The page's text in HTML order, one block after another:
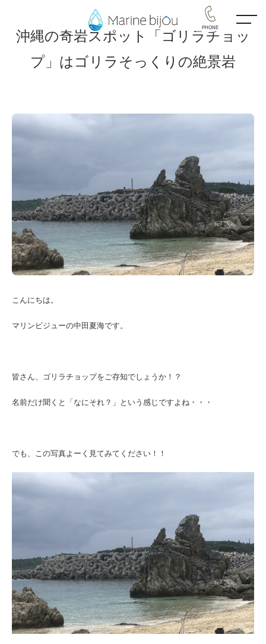
PHONE
沖縄の奇岩スポット「ゴリラチョッ
プ」はゴリラそっくりの絶景岩
こんにちは。
マリンビジューの中田夏海です。
皆さん、ゴリラチョップをご存知でしょうか！？
名前だけ聞くと「なにそれ？」という感じですよね・・・
でも、この写真よーく見てみてください！！